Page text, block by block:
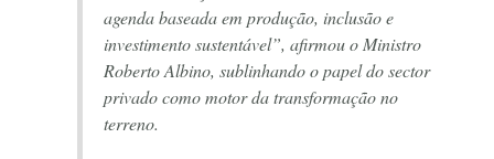
agenda baseada em produção, inclusão e
investimento sustentável”, afirmou o Ministro
Roberto Albino, sublinhando o papel do sector
privado como motor da transformação no
terreno.